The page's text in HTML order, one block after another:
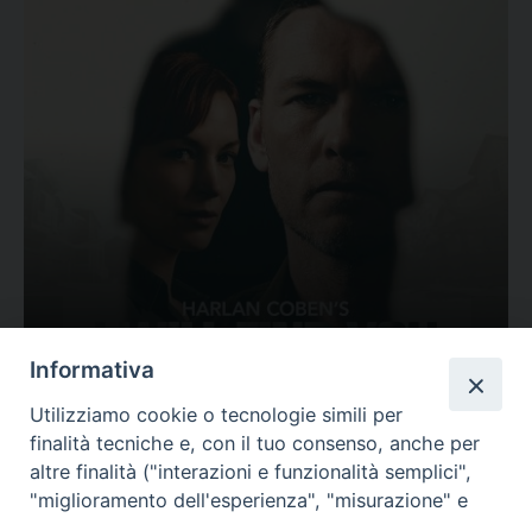
Valutazione
Complesso, Problematico
Tematica: Amore-Sentimenti, Carcere...
Informativa
Utilizziamo cookie o tecnologie simili per
finalità tecniche e, con il tuo consenso, anche per
altre finalità ("interazioni e funzionalità semplici",
"miglioramento dell'esperienza", "misurazione" e